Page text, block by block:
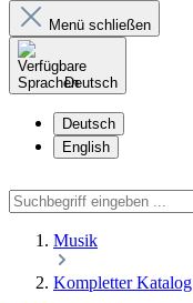
Menü schließen
Deutsch
Deutsch
English
Musik
Kompletter Katalog